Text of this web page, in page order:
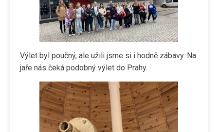
Výlet byl poučný, ale užili jsme si i hodně zábavy. Na
jaře nás čeká podobný výlet do Prahy.